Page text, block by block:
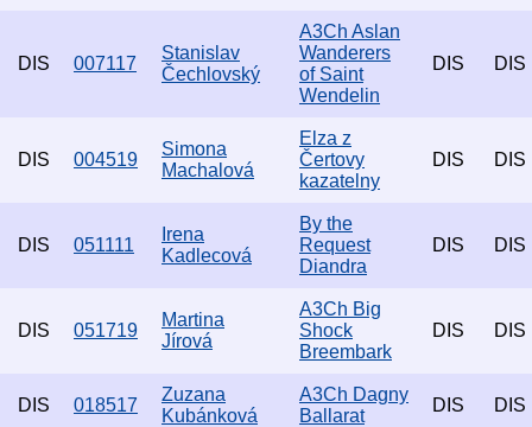
DIS 007117
Stanislav
Čechlovský
A3Ch Aslan
Wanderers
of Saint
Wendelin
DIS DIS
DIS 004519
Simona
Machalová
Elza z
Čertovy
kazatelny
DIS DIS
DIS 051111
Irena
Kadlecová
By the
Request
Diandra
DIS DIS
DIS 051719
Martina
Jírová
A3Ch Big
Shock
Breembark
DIS DIS
DIS 018517
Zuzana
Kubánková
A3Ch Dagny
Ballarat
DIS DIS